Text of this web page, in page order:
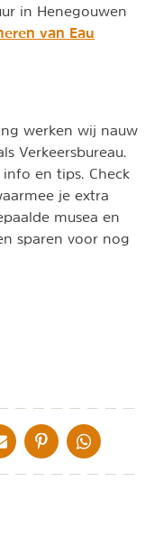
in Henegouwen
van Eau
werken wij nauw
Verkeersbureau.
en tips. Check
je extra
musea en
sparen voor nog
VIA DE MAIL
DELEN OP PINTEREST
DELEN OP